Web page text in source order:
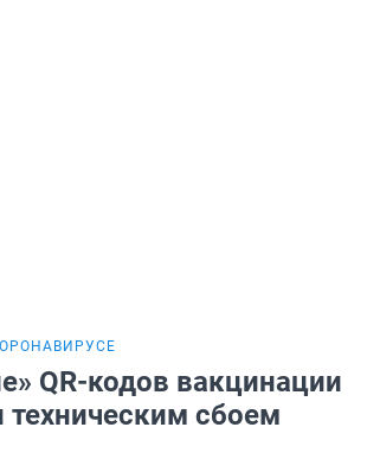
QR-кодов вакцинации
техническим сбоем